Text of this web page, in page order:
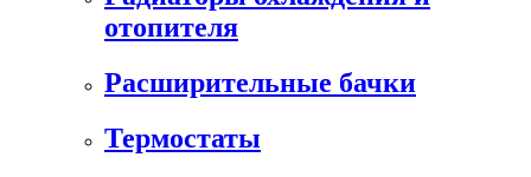
отопителя
Расширительные бачки
Термостаты